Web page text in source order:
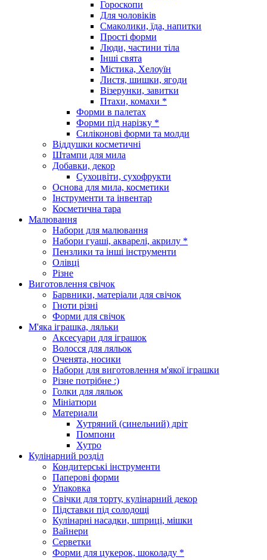
Гороскопи
Для чоловіків
Смаколики, їда, напитки
Прості форми
Люди, частини тіла
Інші свята
Містика, Хелоуїн
Листя, шишки, ягоди
Візерунки, завитки
Птахи, комахи *
Форми в палетах
Форми під нарізку *
Силіконові форми та молди
Віддушки косметичні
Штампи для мила
Добавки, декор
Сухоцвіти, сухофрукти
Основа для мила, косметики
Інструменти та інвентар
Косметична тара
Малювання
Набори для малювання
Набори гуаші, акварелі, акрилу *
Пензлики та інші інструменти
Олівці
Різне
Виготовлення свічок
Барвники, матеріали для свічок
Гноти різні
Форми для свічок
М'яка іграшка, ляльки
Аксесуари для іграшок
Волосся для ляльок
Оченята, носики
Набори для виготовлення м'якої іграшки
Різне потрібне :)
Голки для ляльок
Мініатюри
Материали
Хутряний (синельний) дріт
Помпони
Хутро
Кулінарний розділ
Кондитерські інструменти
Паперові форми
Упаковка
Свічки для торту, кулінарний декор
Підставки під солодощі
Кулінарні насадки, шприці, мішки
Вайнери
Серветки
Форми для цукерок, шоколаду *